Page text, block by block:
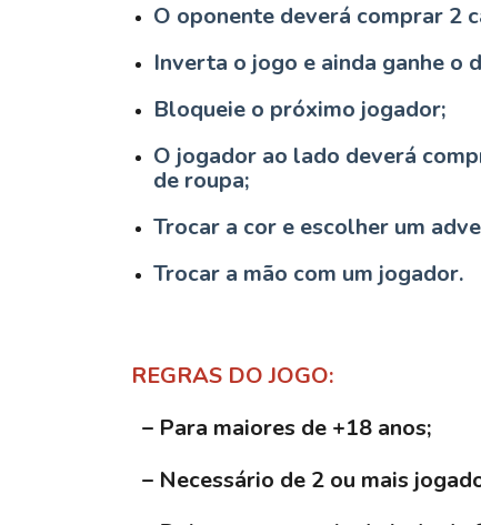
O oponente deverá comprar 2
Inverta o jogo e ainda ganhe o
Bloqueie o próximo jogador;
O jogador ao lado deverá
de roupa;
Trocar a cor e escolher um
Trocar a mão com um jogador.
REGRAS DO JOGO:
– Para maiores de +18 anos;
– Necessário de 2 ou mais